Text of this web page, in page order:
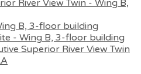
River View Twin - Wing B,
B, 3-floor building
- Wing B, 3-floor building
Superior River View Twin